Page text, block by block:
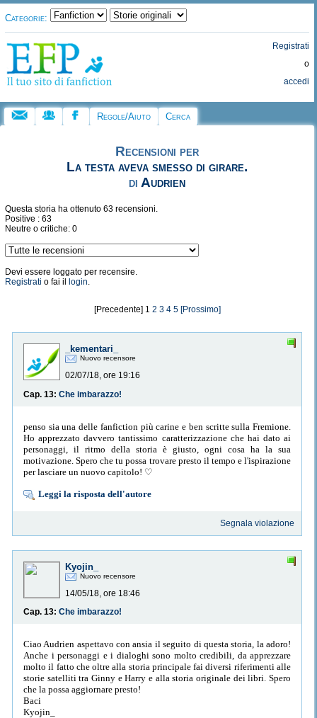
Categorie:
Registrati
o
accedi
Regole/Aiuto Cerca
Recensioni per
La testa aveva smesso di girare.
di Audrien
Questa storia ha ottenuto 63 recensioni.
Positive : 63
Neutre o critiche: 0
Devi essere loggato per recensire.
Registrati o fai il login.
[Precedente] 1 2 3 4 5 [Prossimo]
_kementari_
Nuovo recensore
02/07/18, ore 19:16
Cap. 13: Che imbarazzo!
penso sia una delle fanfiction più carine e ben scritte sulla Fremione.
Ho apprezzato davvero tantissimo caratterizzazione che hai dato ai
personaggi, il ritmo della storia è giusto, ogni cosa ha la sua
motivazione. Spero che tu possa trovare presto il tempo e l'ispirazione
per lasciare un nuovo capitolo! ♡
Leggi la risposta dell'autore
Segnala violazione
Kyojin_
Nuovo recensore
14/05/18, ore 18:46
Cap. 13: Che imbarazzo!
Ciao Audrien aspettavo con ansia il seguito di questa storia, la adoro!
Anche i personaggi e i dialoghi sono molto credibili, da apprezzare
molto il fatto che oltre alla storia principale fai diversi riferimenti alle
storie satelliti tra Ginny e Harry e alla storia originale dei libri. Spero
che la possa aggiornare presto!
Baci
Kyojin_